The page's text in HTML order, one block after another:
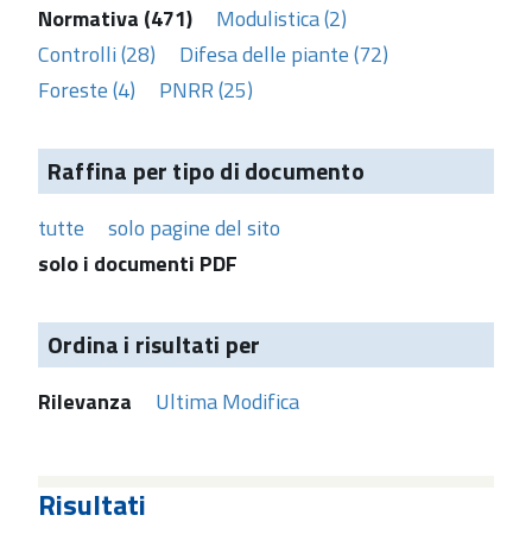
Normativa (471)
Modulistica (2)
Controlli (28)
Difesa delle piante (72)
Foreste (4)
PNRR (25)
Raffina per tipo di documento
tutte
solo pagine del sito
solo i documenti PDF
Ordina i risultati per
Rilevanza Ultima Modifica
Risultati